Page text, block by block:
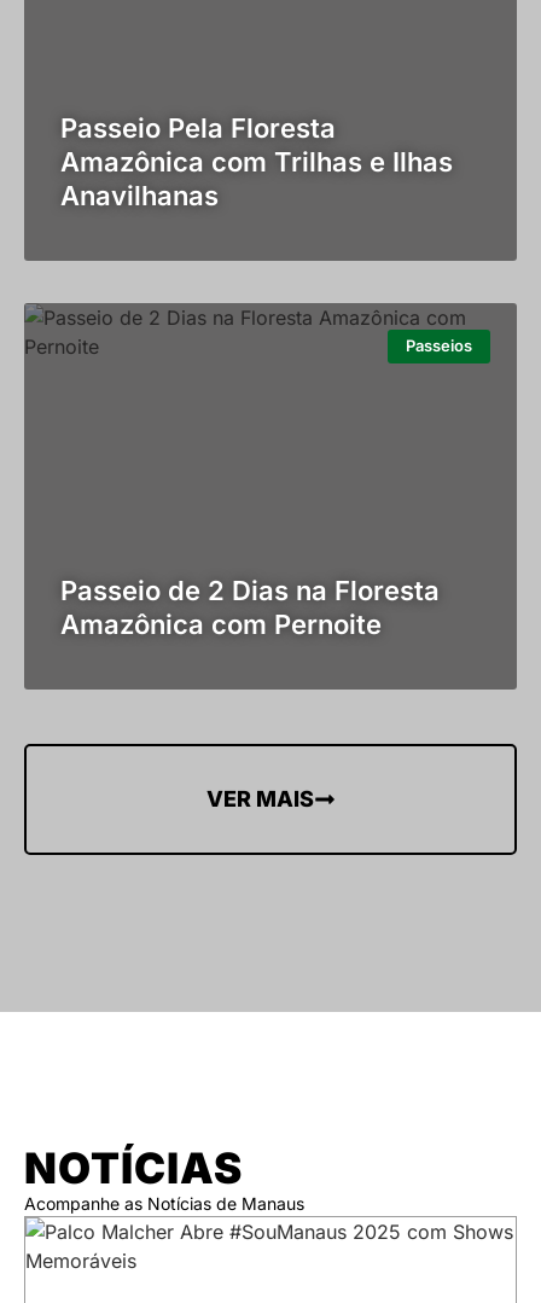
Passeio Pela Floresta
Amazônica com Trilhas e Ilhas
Anavilhanas
Passeios
Passeio de 2 Dias na Floresta
Amazônica com Pernoite
VER MAIS
NOTÍCIAS
Acompanhe as Notícias de Manaus